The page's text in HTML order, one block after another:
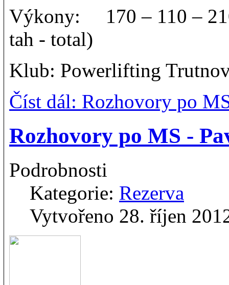
Výkony: 170 – 110 –
tah - total)
Klub: Powerlifting
Číst dál: Rozhovory po
Rozhovory po MS -
Podrobnosti
Kategorie: Rezerva
Vytvořeno 28. říjen